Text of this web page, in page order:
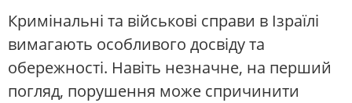
Кримінальні та військові справи в Ізраїлі
вимагають особливого досвіду та
обережності. Навіть незначне, на перший
погляд, порушення може спричинити